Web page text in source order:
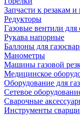
Запчасти к резакам и
Редукторы
Газовые вентили для
Рукава напорные
Баллоны для
Манометры
Машины газовой
Медицинское
Оборудование для
Сетевое
Сварочные
Инструменты